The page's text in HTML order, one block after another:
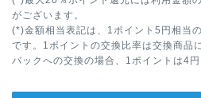
がございます。
(*)金額相当表記は、1ポイント5円相当
です。1ポイントの交換比率は交換商品
バックへの交換の場合、1ポイントは4円